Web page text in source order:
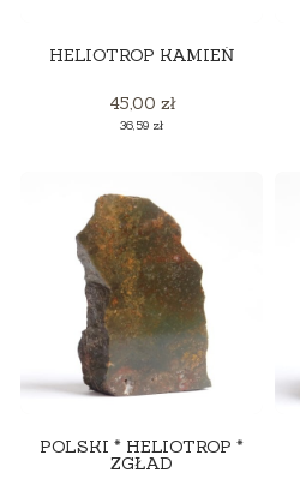
HELIOTROP KAMIEŃ
Cena
45,00 zł
Cena
36,59 zł
POLSKI * HELIOTROP *
ZGŁAD